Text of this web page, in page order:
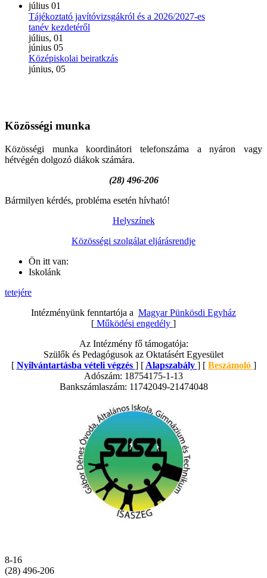
július 01
Tájékoztató javítóvizsgákról és a 2026/2027-es
tanév kezdetéről
július, 01
június 05
Középiskolai beiratkzás
június, 05
Közösségi munka
Közösségi munka koordinátori telefonszáma a nyáron vagy
hétvégén dolgozó diákok számára.
(28) 496-206
Bármilyen kérdés, probléma esetén hívható!
Helyszínek
Közösségi szolgálat eljárásrendje
Ön itt van:
Iskolánk
tetejére
Intézményünk fenntartója a Magyar Pünkösdi Egyház
[ Működési engedély ]
Az Intézmény fő támogatója:
Szülők és Pedagógusok az Oktatásért Egyesület
[ Nyilvántartásba vételi végzés ] [ Alapszabály ] [ Beszámoló ]
Adószám: 18754175-1-13
Bankszámlaszám: 11742049-21474048
8-16
(28) 496-206